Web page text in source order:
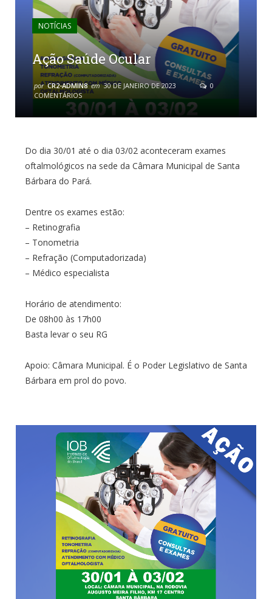
NOTÍCIAS
Ação Saúde Ocular
por CR2-ADMIN8 em 30 DE JANEIRO DE 2023
0
COMENTÁRIOS
Do dia 30/01 até o dia 03/02 aconteceram exames
oftalmológicos na sede da Câmara Municipal de Santa
Bárbara do Pará.
Dentre os exames estão:
– Retinografia
– Tonometria
– Refração (Computadorizada)
– Médico especialista
Horário de atendimento:
De 08h00 às 17h00
Basta levar o seu RG
Apoio: Câmara Municipal. É o Poder Legislativo de Santa
Bárbara em prol do povo.